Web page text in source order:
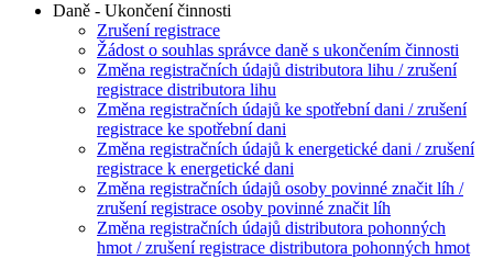
Daně - Ukončení činnosti
Zrušení registrace
Žádost o souhlas správce daně s ukončením činnosti
Změna registračních údajů distributora lihu / zrušení
registrace distributora lihu
Změna registračních údajů ke spotřební dani / zrušení
registrace ke spotřební dani
Změna registračních údajů k energetické dani / zrušení
registrace k energetické dani
Změna registračních údajů osoby povinné značit líh /
zrušení registrace osoby povinné značit líh
Změna registračních údajů distributora pohonných
hmot / zrušení registrace distributora pohonných hmot